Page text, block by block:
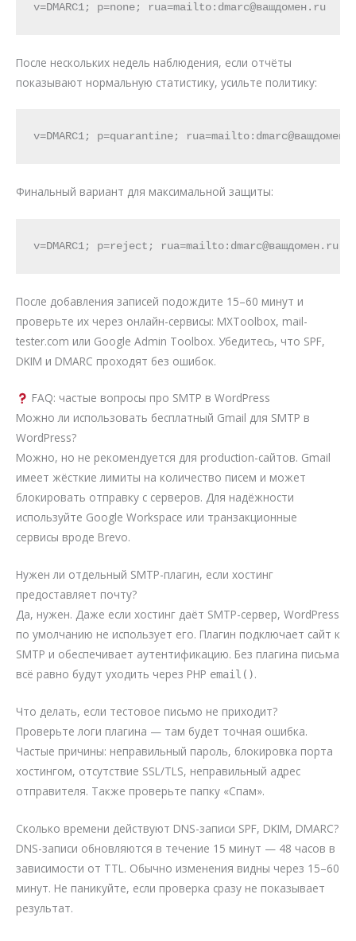
v=DMARC1; p=none; rua=mailto:dmarc@вашдомен.ru
После нескольких недель наблюдения, если отчёты
показывают нормальную статистику, усильте политику:
v=DMARC1; p=quarantine;
Финальный вариант для максимальной защиты:
v=DMARC1; p=reject; rua=mailto:dmarc@вашдомен.ru
После добавления записей подождите 15–60 минут и
проверьте их через онлайн-сервисы: MXToolbox, mail-
tester.com или Google Admin Toolbox. Убедитесь, что SPF,
DKIM и DMARC проходят без ошибок.
FAQ: частые вопросы про SMTP в WordPress
Можно ли использовать бесплатный Gmail для SMTP в
WordPress?
Можно, но не рекомендуется для production-сайтов. Gmail
имеет жёсткие лимиты на количество писем и может
блокировать отправку с серверов. Для надёжности
используйте Google Workspace или транзакционные
сервисы вроде Brevo.
Нужен ли отдельный SMTP-плагин, если хостинг
предоставляет почту?
Да, нужен. Даже если хостинг даёт SMTP-сервер, WordPress
по умолчанию не использует его. Плагин подключает сайт к
SMTP и обеспечивает аутентификацию. Без плагина письма
всё равно будут уходить через PHP email().
Что делать, если тестовое письмо не приходит?
Проверьте логи плагина — там будет точная ошибка.
Частые причины: неправильный пароль, блокировка порта
хостингом, отсутствие SSL/TLS, неправильный адрес
отправителя. Также проверьте папку «Спам».
Сколько времени действуют DNS-записи SPF, DKIM, DMARC?
DNS-записи обновляются в течение 15 минут — 48 часов в
зависимости от TTL. Обычно изменения видны через 15–60
минут. Не паникуйте, если проверка сразу не показывает
результат.